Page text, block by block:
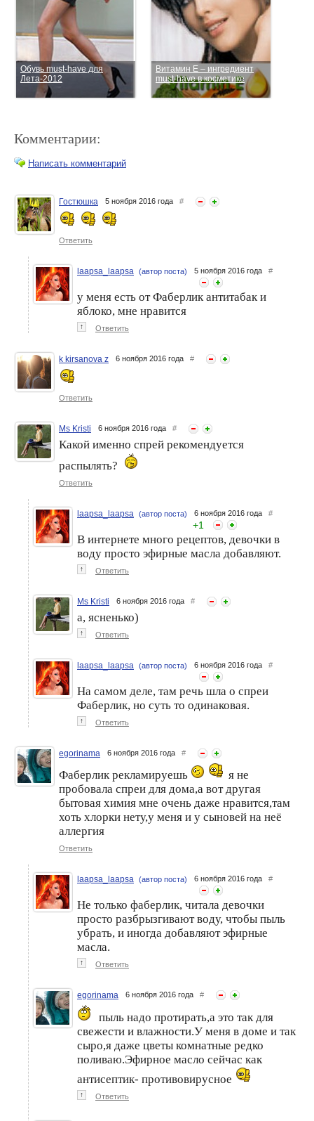
Обувь must-have для
Лета-2012
Витамин Е – ингредиент
must-have в косметике
Новые MUST-HAVE от
ALVIN D’OR
Неон – must-have сезона
Лето-2012
Комментарии:
Написать комментарий
Гостюшка 5 ноября 2016 года #
Ответить
laapsa_laapsa (автор поста) 5 ноября 2016 года #
у меня есть от Фаберлик антитабак и
яблоко, мне нравится
↑ Ответить
k kirsanova z 6 ноября 2016 года #
Ответить
Ms Kristi 6 ноября 2016 года #
Какой именно спрей рекомендуется
распылять?
Ответить
laapsa_laapsa (автор поста) 6 ноября 2016 года #
+1
В интернете много рецептов, девочки в
воду просто эфирные масла добавляют.
↑ Ответить
Ms Kristi 6 ноября 2016 года #
а, ясненько)
↑ Ответить
laapsa_laapsa (автор поста) 6 ноября 2016 года #
На самом деле, там речь шла о спреи
Фаберлик, но суть то одинаковая.
↑ Ответить
egorinama 6 ноября 2016 года #
Фаберлик рекламируешь
я не
пробовала спреи для дома,а вот другая
бытовая химия мне очень даже нравится,там
хоть хлорки нету,у меня и у сыновей на неё
аллергия
Ответить
laapsa_laapsa (автор поста) 6 ноября 2016 года #
Не только фаберлик, читала девочки
просто разбрызгивают воду, чтобы пыль
убрать, и иногда добавляют эфирные
масла.
↑ Ответить
egorinama 6 ноября 2016 года #
пыль надо протирать,а это так для
свежести и влажности.У меня в доме и так
сыро,я даже цветы комнатные редко
поливаю.Эфирное масло сейчас как
антисептик- противовирусное
↑ Ответить